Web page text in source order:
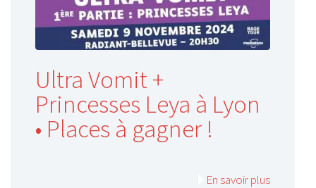
Ultra Vomit +
Princesses Leya à Lyon
• Places à gagner !
En savoir plus